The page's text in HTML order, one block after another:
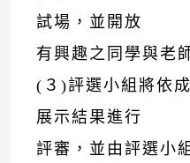
試場，並開放
有興趣之同學與老
(３)評選小組將依
展示結果進行
評審，並由評選小